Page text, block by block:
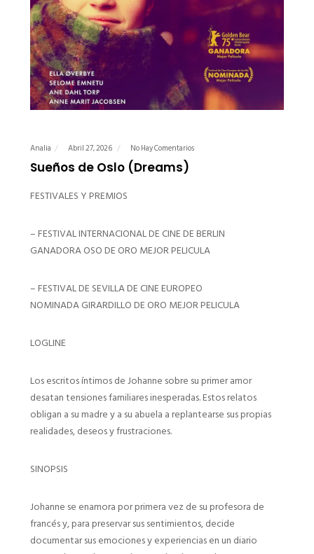
Analia Abril 27, 2026 No Hay Comentarios
Sueños de Oslo (Dreams)
FESTIVALES Y PREMIOS
– FESTIVAL INTERNACIONAL DE CINE DE BERLIN
GANADORA OSO DE ORO MEJOR PELICULA
– FESTIVAL DE SEVILLA DE CINE EUROPEO
NOMINADA GIRARDILLO DE ORO MEJOR PELICULA
LOGLINE
Los escritos íntimos de Johanne sobre su primer amor
desatan tensiones familiares inesperadas. Estos relatos
obligan a su madre y a su abuela a replantearse sus propias
realidades, deseos y frustraciones.
SINOPSIS
Johanne se enamora por primera vez de su profesora de
francés y, para preservar sus sentimientos, decide
documentar sus emociones y experiencias en un diario